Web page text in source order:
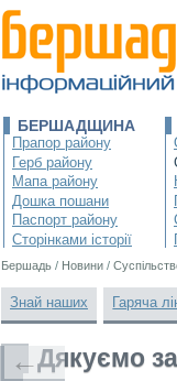
БЕРШАДЩИНА
Прапор району
Герб району
Мапа району
Дошка пошани
Паспорт району
Сторінками історії
Бершадь / Новини /
Знай наших Гаряча
Дякуємо
←